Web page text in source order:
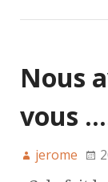
Nous
vous
jerome